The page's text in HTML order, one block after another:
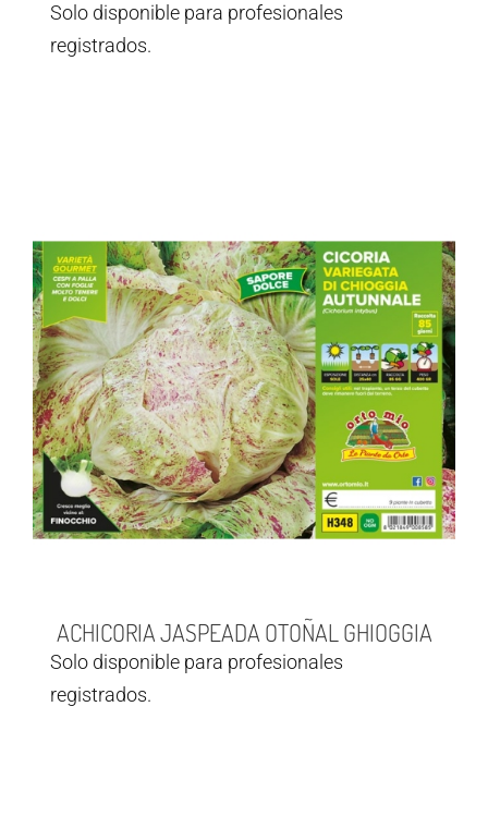
Solo disponible para profesionales
registrados.
ACHICORIA JASPEADA OTOÑAL GHIOGGIA
Solo disponible para profesionales
registrados.